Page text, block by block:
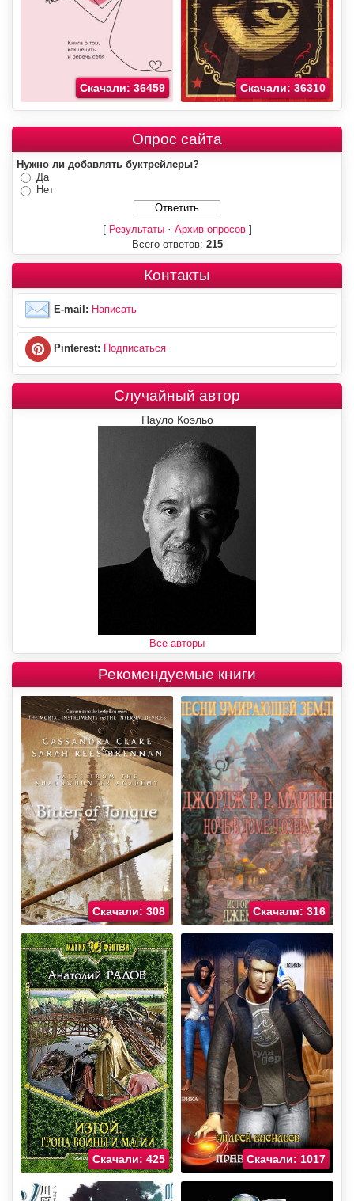
Скачали: 36459 Скачали: 36310
Опрос сайта
Нужно ли добавлять буктрейлеры?
Да
Нет
[ Результаты· Архив опросов]
Всего ответов: 215
Контакты
E-mail: Написать
Pinterest: Подписаться
Случайный автор
Пауло Коэльо
Все авторы
Рекомендуемые книги
Скачали: 308 Скачали: 316
Скачали: 425 Скачали: 1017